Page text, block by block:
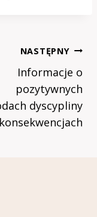
NASTĘPNY
Informacje o
pozytywnych
dyscypliny